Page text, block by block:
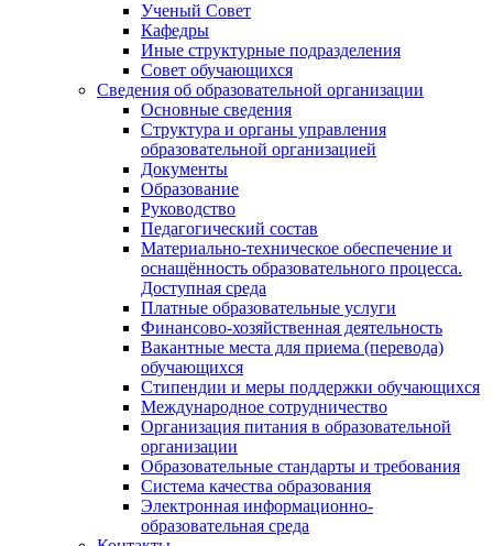
Ученый Совет
Кафедры
Иные структурные подразделения
Совет обучающихся
Сведения об образовательной организации
Основные сведения
Структура и органы управления
образовательной организацией
Документы
Образование
Руководство
Педагогический состав
Материально-техническое обеспечение и
оснащённость образовательного процесса.
Доступная среда
Платные образовательные услуги
Финансово-хозяйственная деятельность
Вакантные места для приема (перевода)
обучающихся
Стипендии и меры поддержки обучающихся
Международное сотрудничество
Организация питания в образовательной
организации
Образовательные стандарты и требования
Система качества образования
Электронная информационно-
образовательная среда